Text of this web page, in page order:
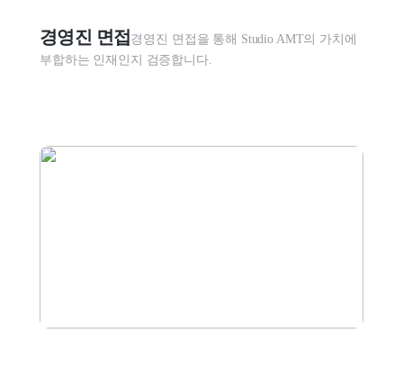
경영진 면접 경영진 면접을 통해 Studio AMT의 가치에
부합하는 인재인지 검증합니다.